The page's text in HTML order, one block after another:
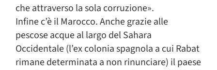
che attraverso la sola corruzione».
Infine c’è il Marocco. Anche grazie alle
pescose acque al largo del Sahara
Occidentale (l’ex colonia spagnola a cui Rabat
rimane determinata a non rinunciare) il paese